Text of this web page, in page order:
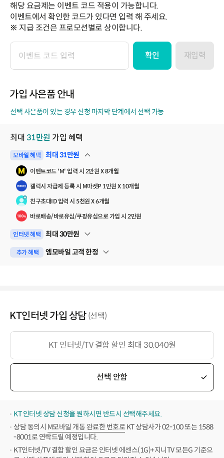
해당 요금제는 이벤트 코드 적용이 가능합니다.
이벤트에서 확인한 코드가 있다면 입력 해 주세요.
※ 지급 조건은 프로모션별로 상이합니다.
이
벤
코
확인 재입력
가입 사은품 안내
선택 사은품이 있는 경우 신청 마지막 단계에서 선택 가능
최대 31만원 가입 혜택
모바일 혜택 최대 31만원
펼쳐보기
이벤트코드 'M' 입력 시 2만원 X 8개월
갤럭시 자급제 등록 시 M마켓P 1만원 X 10개월
친구초대ID 입력 시 5천원 X 6개월
바로배송/바로유심/쿠팡유심으로 가입 시 2만원
인터넷 혜택 최대 30만원
펼쳐보기
추가 혜택 엠모바일 고객 한정
펼쳐보기
KT인터넷 가입 상담 (선택)
KT 인터넷/TV 결합 할인 최대 30,040원
선택 안함
KT 인터넷 상담 신청을 원하시면 반드시 선택해주세요.
상담 동의시 M모바일 개통 완료한 번호로 KT 상담사가 02-100 또는 1588
-8001로 연락드릴 예정입니다.
KT인터넷/TV 결합 할인 요금은 인터넷 에센스(1G)+지니TV 모든G 기준으